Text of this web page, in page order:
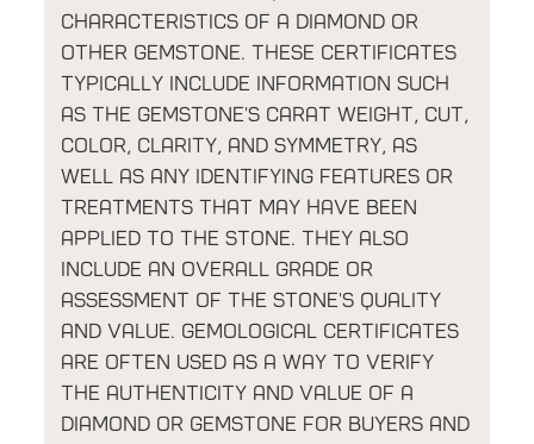
characteristics of a diamond or
other gemstone. These certificates
typically include information such
as the gemstone's carat weight, cut,
color, clarity, and symmetry, as
well as any identifying features or
treatments that may have been
applied to the stone. They also
include an overall grade or
assessment of the stone's quality
and value. Gemological certificates
are often used as a way to verify
the authenticity and value of a
diamond or gemstone for buyers and